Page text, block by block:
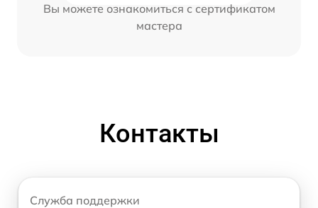
Вы можете ознакомиться с сертификатом
мастера
Контакты
Служба поддержки